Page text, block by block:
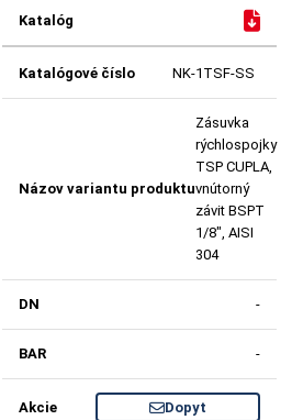
NK-1TSF-SS
Zásuvka
rýchlospojky
TSP CUPLA,
vnútorný
závit BSPT
1/8", AISI
304
-
-
Dopyt